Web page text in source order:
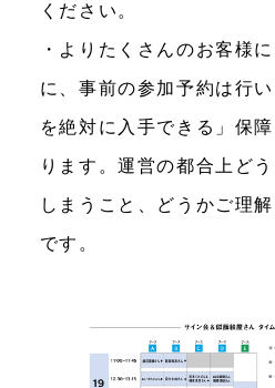
ください。
・よりたくさんのお客様
に、事前の参加予約は行
を絶対に入手できる」保
ります。運営の都合上ど
しまうこと、どうかご理
です。